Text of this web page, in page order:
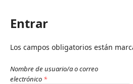
Entrar
Los campos obligatorios están
Nombre de usuario/a o correo
electrónico *